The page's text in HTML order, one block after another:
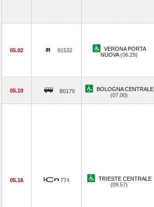
05.02 91532
VERONA PORTA
NUOVA(06.29)
05.10 B0179
BOLOGNA CENTRALE
(07.00)
05.16 774
TRIESTE CENTRALE
(09.57)